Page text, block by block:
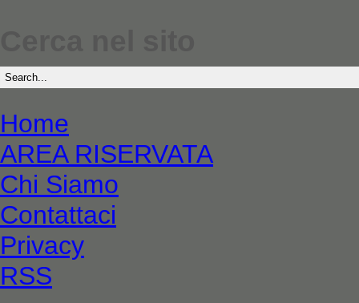
Home
AREA RISERVATA
Chi Siamo
Contattaci
Privacy
RSS